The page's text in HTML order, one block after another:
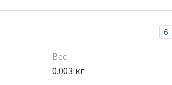
6
Вес
0.003 кг